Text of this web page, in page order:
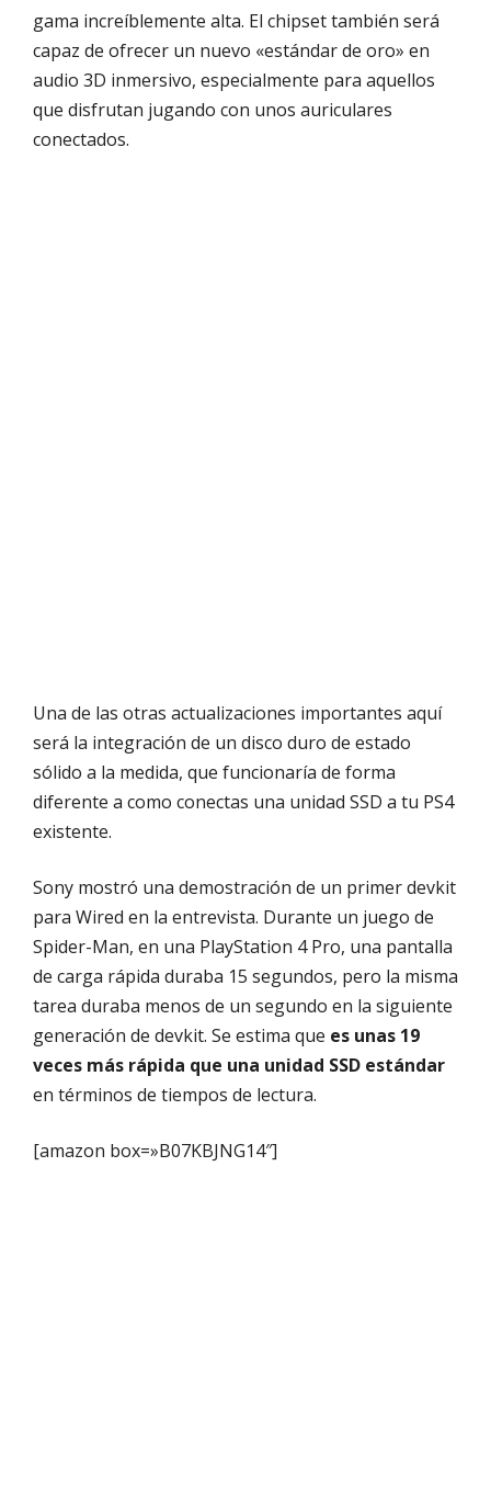
gama increíblemente alta. El chipset también será
capaz de ofrecer un nuevo «estándar de oro» en
audio 3D inmersivo, especialmente para aquellos
que disfrutan jugando con unos auriculares
conectados.
Una de las otras actualizaciones importantes aquí
será la integración de un disco duro de estado
sólido a la medida, que funcionaría de forma
diferente a como conectas una unidad SSD a tu PS4
existente.
Sony mostró una demostración de un primer devkit
para Wired en la entrevista. Durante un juego de
Spider-Man, en una PlayStation 4 Pro, una pantalla
de carga rápida duraba 15 segundos, pero la misma
tarea duraba menos de un segundo en la siguiente
generación de devkit. Se estima que es unas 19
veces más rápida que una unidad SSD estándar
en términos de tiempos de lectura.
[amazon box=»B07KBJNG14″]